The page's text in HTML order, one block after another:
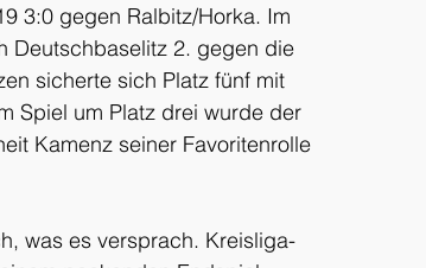
3:0 gegen Ralbitz/Horka. Im
Deutschbaselitz 2. gegen die
sicherte sich Platz fünf mit
Spiel um Platz drei wurde der
Kamenz seiner Favoritenrolle
was es versprach. Kreisliga-